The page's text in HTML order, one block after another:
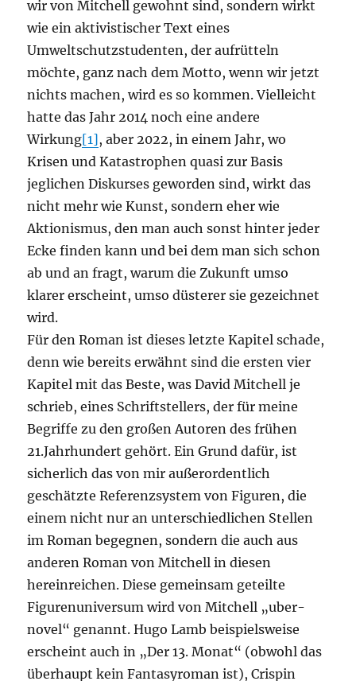
wir von Mitchell gewohnt sind, sondern wirkt
wie ein aktivistischer Text eines
Umweltschutzstudenten, der aufrütteln
möchte, ganz nach dem Motto, wenn wir jetzt
nichts machen, wird es so kommen. Vielleicht
hatte das Jahr 2014 noch eine andere
Wirkung[1], aber 2022, in einem Jahr, wo
Krisen und Katastrophen quasi zur Basis
jeglichen Diskurses geworden sind, wirkt das
nicht mehr wie Kunst, sondern eher wie
Aktionismus, den man auch sonst hinter jeder
Ecke finden kann und bei dem man sich schon
ab und an fragt, warum die Zukunft umso
klarer erscheint, umso düsterer sie gezeichnet
wird.
Für den Roman ist dieses letzte Kapitel schade,
denn wie bereits erwähnt sind die ersten vier
Kapitel mit das Beste, was David Mitchell je
schrieb, eines Schriftstellers, der für meine
Begriffe zu den großen Autoren des frühen
21.Jahrhundert gehört. Ein Grund dafür, ist
sicherlich das von mir außerordentlich
geschätzte Referenzsystem von Figuren, die
einem nicht nur an unterschiedlichen Stellen
im Roman begegnen, sondern die auch aus
anderen Roman von Mitchell in diesen
hereinreichen. Diese gemeinsam geteilte
Figurenuniversum wird von Mitchell „uber-
novel“ genannt. Hugo Lamb beispielsweise
erscheint auch in „Der 13. Monat“ (obwohl das
überhaupt kein Fantasyroman ist), Crispin